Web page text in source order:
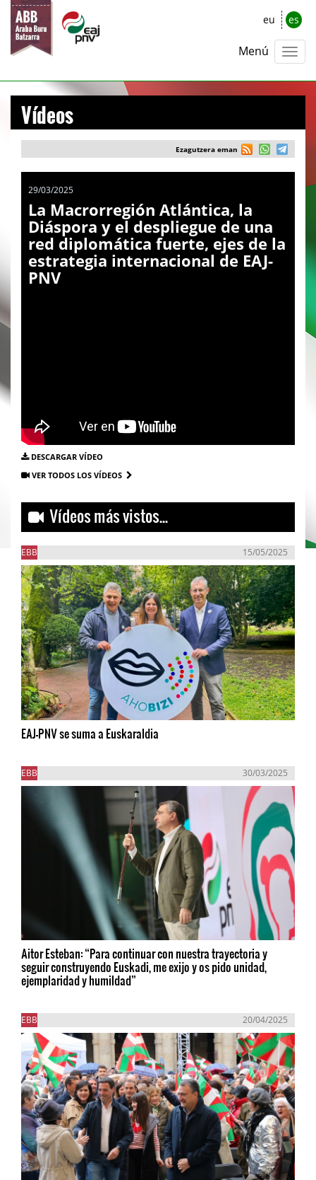
eu es
Menú
Vídeos
Ezagutzera eman
29/03/2025
La Macrorregión Atlántica, la
Diáspora y el despliegue de una
red diplomática fuerte, ejes de la
estrategia internacional de EAJ-
PNV
DESCARGAR VÍDEO
VER TODOS LOS VÍDEOS
Vídeos más vistos...
EBB 15/05/2025
EAJ-PNV se suma a Euskaraldia
EBB 30/03/2025
Aitor Esteban: “Para continuar con nuestra trayectoria y
seguir construyendo Euskadi, me exijo y os pido unidad,
ejemplaridad y humildad”
EBB 20/04/2025